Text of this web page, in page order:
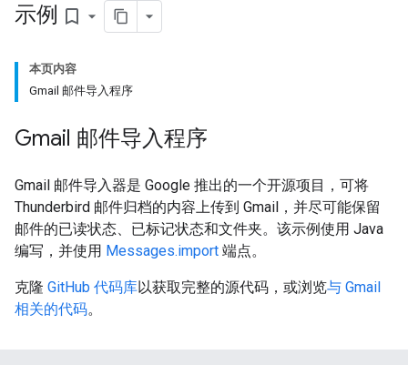
示例 bookmark_border
本页内容
Gmail 邮件导入程序
Gmail 邮件导入程序
Gmail 邮件导入器是 Google 推出的一个开源项目，可将
Thunderbird 邮件归档的内容上传到 Gmail，并尽可能保留
邮件的已读状态、已标记状态和文件夹。该示例使用 Java
编写，并使用 Messages.import 端点。
克隆 GitHub 代码库以获取完整的源代码，或浏览与 Gmail
相关的代码。